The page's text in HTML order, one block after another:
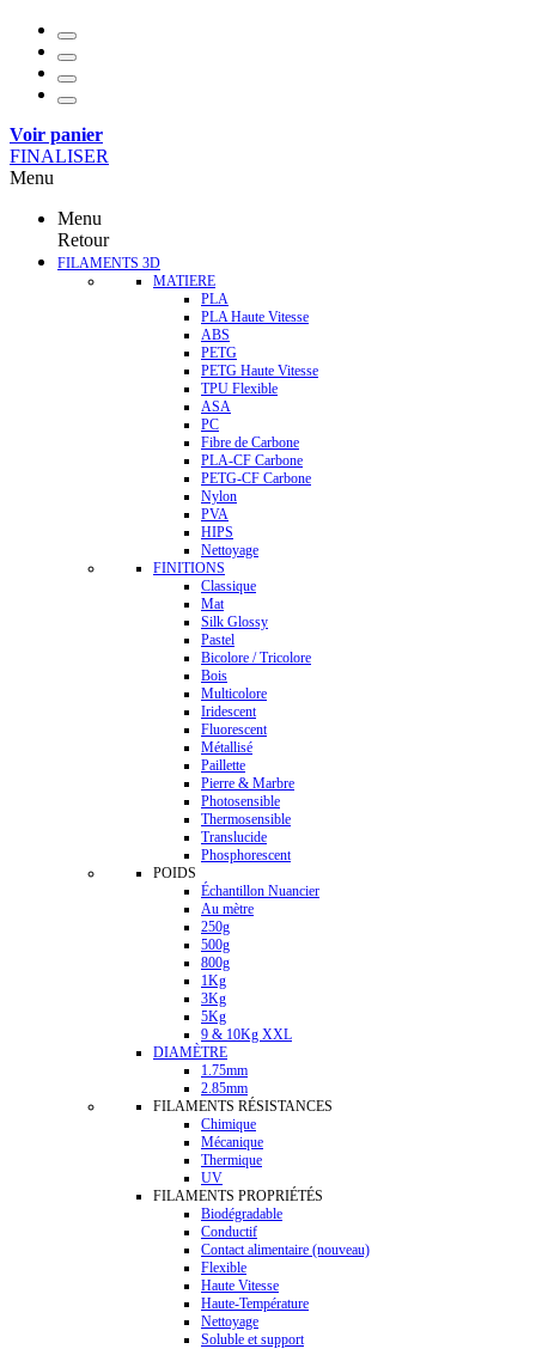
Voir panier
FINALISER
Menu
Menu
Retour
FILAMENTS 3D
MATIERE
PLA
PLA Haute Vitesse
ABS
PETG
PETG Haute Vitesse
TPU Flexible
ASA
PC
Fibre de Carbone
PLA-CF Carbone
PETG-CF Carbone
Nylon
PVA
HIPS
Nettoyage
FINITIONS
Classique
Mat
Silk Glossy
Pastel
Bicolore / Tricolore
Bois
Multicolore
Iridescent
Fluorescent
Métallisé
Paillette
Pierre & Marbre
Photosensible
Thermosensible
Translucide
Phosphorescent
POIDS
Échantillon Nuancier
Au mètre
250g
500g
800g
1Kg
3Kg
5Kg
9 & 10Kg XXL
DIAMÈTRE
1.75mm
2.85mm
FILAMENTS RÉSISTANCES
Chimique
Mécanique
Thermique
UV
FILAMENTS PROPRIÉTÉS
Biodégradable
Conductif
Contact alimentaire (nouveau)
Flexible
Haute Vitesse
Haute-Température
Nettoyage
Soluble et support